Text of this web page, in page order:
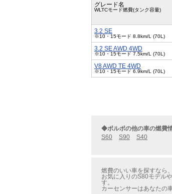
グレード名
WLTCモード燃費(タンク容量)
3.2 SE
※10・15モード 8.8km/L (70L)
3.2 SE AWD 4WD
※10・15モード 7.5km/L (70L)
V8 AWD TE 4WD
※10・15モード 6.9km/L (70L)
◆ボルボの他の車の燃費
S60
S90 S40
燃費のいい車を探すなら
お気に入りのS80モデル
す。
カーセンサーはあなたの